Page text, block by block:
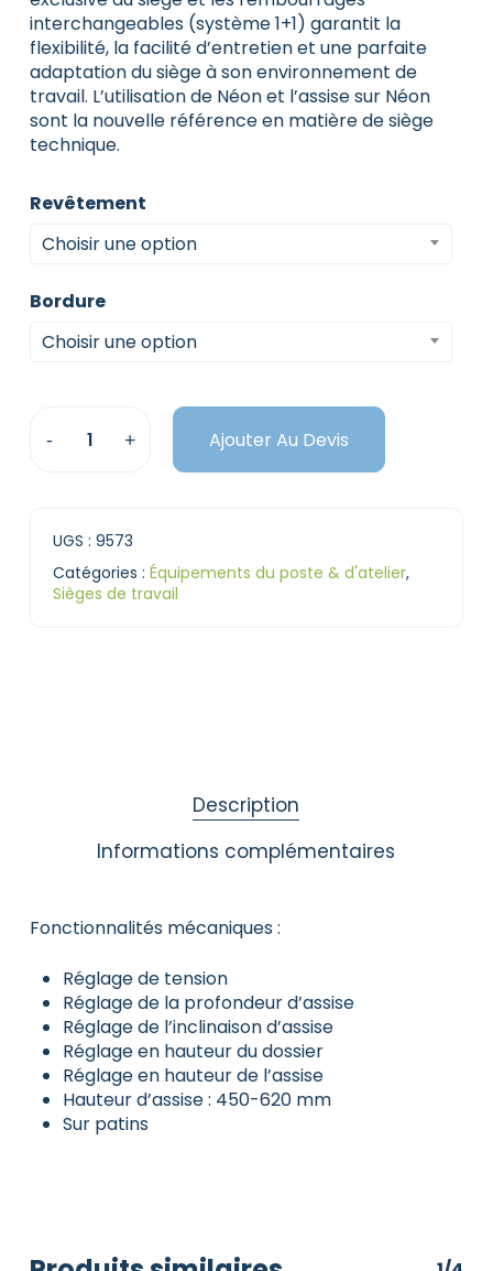
interchangeables (système 1+1) garantit la
flexibilité, la facilité d’entretien et une parfaite
adaptation du siège à son environnement de
travail. L’utilisation de Néon et l’assise sur Néon
sont la nouvelle référence en matière de siège
technique.
Revêtement
Choisir une option
Bordure
Choisir une option
Ajouter Au Devis
UGS : 9573
Catégories : Équipements du poste & d'atelier,
Sièges de travail
Description
Informations complémentaires
Fonctionnalités mécaniques :
Réglage de tension
Réglage de la profondeur d’assise
Réglage de l’inclinaison d’assise
Réglage en hauteur du dossier
Réglage en hauteur de l’assise
Hauteur d’assise : 450-620 mm
Sur patins